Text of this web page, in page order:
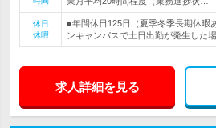
休日
休暇
■年間休日125日（夏季冬季長期休暇
ンキャンパスで土日出勤が発生した
求人詳細を見る